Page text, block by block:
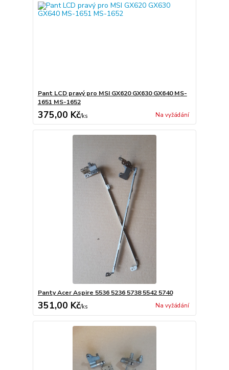
Pant LCD pravý pro MSI GX620 GX630 GX640 MS-
1651 MS-1652
375,00 Kč/ks Na vyžádání
Panty Acer Aspire 5536 5236 5738 5542 5740
351,00 Kč/ks Na vyžádání